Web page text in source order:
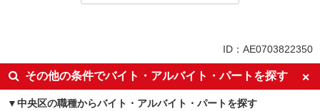
土日祝休み
ID：AE0703822350
その他の条件でバイト・アルバイト・パートを探す
中央区の職種からバイト・アルバイト・パートを探す